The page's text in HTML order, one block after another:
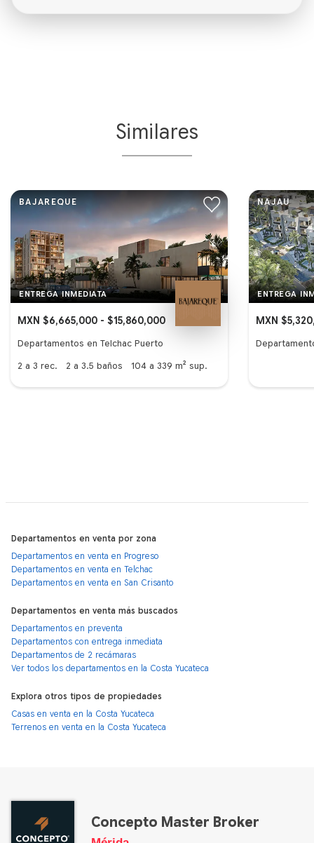
Similares
ENTREGA INMEDIATA
BAJAREQUE
MXN $6,665,000 - $15,860,000
Departamentos en Telchac Puerto
2 a 3 rec. 2 a 3.5 baños 104 a 339 m² sup.
ENTREGA
NAJAU
MXN
Departamentos en venta por zona
Departamentos en venta en Progreso
Departamentos en venta en Telchac
Departamentos en venta en San Crisanto
Departamentos en venta más buscados
Departamentos en preventa
Departamentos con entrega inmediata
Departamentos de 2 recámaras
Ver todos los departamentos en la Costa Yucateca
Explora otros tipos de propiedades
Casas en venta en la Costa Yucateca
Terrenos en venta en la Costa Yucateca
Concepto Master Broker